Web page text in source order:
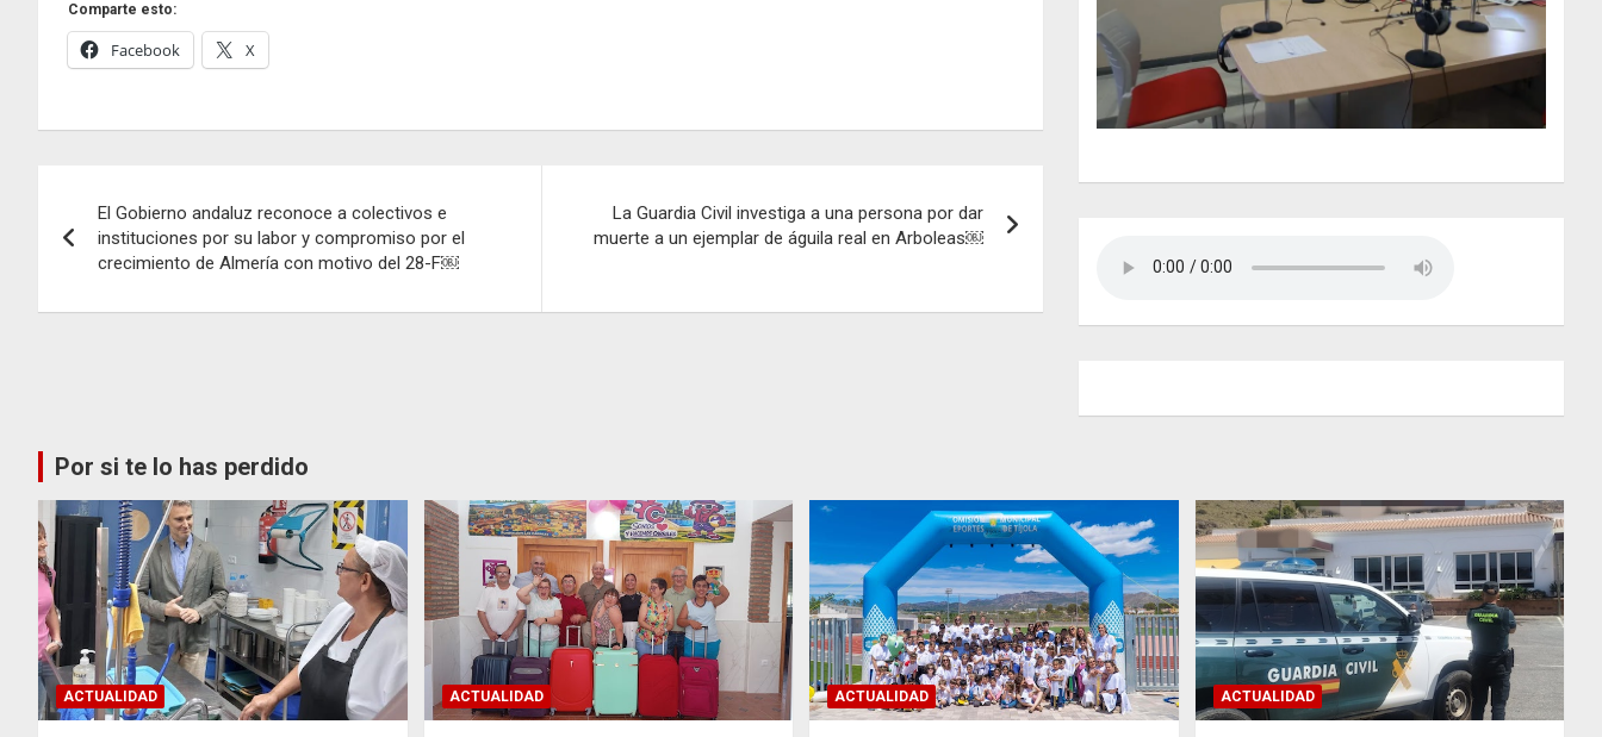
Comparte esto:
Facebook X
de
El Gobierno andaluz reconoce a colectivos e
instituciones por su labor y compromiso por el
crecimiento de Almería con motivo del 28-F￼
La Guardia Civil investiga a una persona por dar
muerte a un ejemplar de águila real en Arboleas￼
Por si te lo has perdido
ACTUALIDAD ACTUALIDAD ACTUALIDAD ACTUALIDAD